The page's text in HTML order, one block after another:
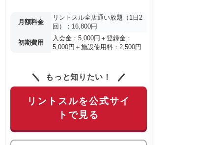
月額料金
リントスル全店通い放題（1日2
回）：16,800円
初期費用
入会金：5,000円＋登録金：
5,000円＋施設使用料：2,500円
もっと知りたい！
リントスルを公式サイ
トで見る